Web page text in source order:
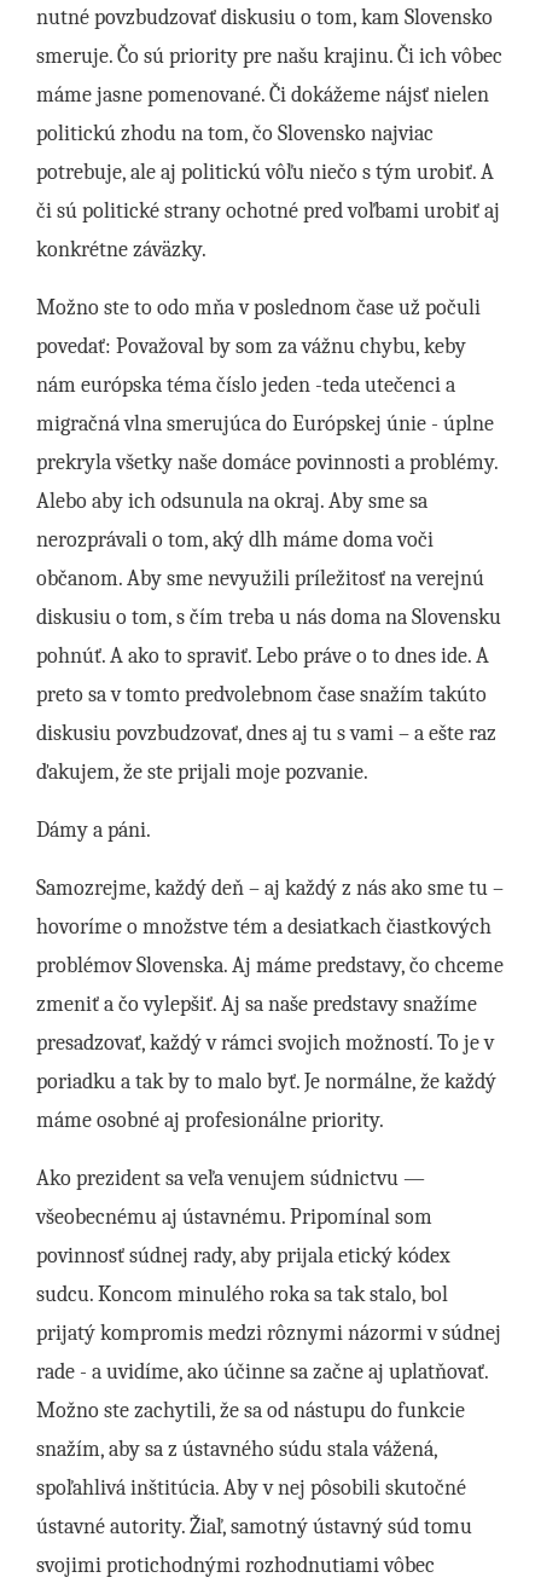
nutné povzbudzovať diskusiu o tom, kam Slovensko
smeruje. Čo sú priority pre našu krajinu. Či ich vôbec
máme jasne pomenované. Či dokážeme nájsť nielen
politickú zhodu na tom, čo Slovensko najviac
potrebuje, ale aj politickú vôľu niečo s tým urobiť. A
či sú politické strany ochotné pred voľbami urobiť aj
konkrétne záväzky.
Možno ste to odo mňa v poslednom čase už počuli
povedať: Považoval by som za vážnu chybu, keby
nám európska téma číslo jeden -teda utečenci a
migračná vlna smerujúca do Európskej únie - úplne
prekryla všetky naše domáce povinnosti a problémy.
Alebo aby ich odsunula na okraj. Aby sme sa
nerozprávali o tom, aký dlh máme doma voči
občanom. Aby sme nevyužili príležitosť na verejnú
diskusiu o tom, s čím treba u nás doma na Slovensku
pohnúť. A ako to spraviť. Lebo práve o to dnes ide. A
preto sa v tomto predvolebnom čase snažím takúto
diskusiu povzbudzovať, dnes aj tu s vami – a ešte raz
ďakujem, že ste prijali moje pozvanie.
Dámy a páni.
Samozrejme, každý deň – aj každý z nás ako sme tu –
hovoríme o množstve tém a desiatkach čiastkových
problémov Slovenska. Aj máme predstavy, čo chceme
zmeniť a čo vylepšiť. Aj sa naše predstavy snažíme
presadzovať, každý v rámci svojich možností. To je v
poriadku a tak by to malo byť. Je normálne, že každý
máme osobné aj profesionálne priority.
Ako prezident sa veľa venujem súdnictvu —
všeobecnému aj ústavnému. Pripomínal som
povinnosť súdnej rady, aby prijala etický kódex
sudcu. Koncom minulého roka sa tak stalo, bol
prijatý kompromis medzi rôznymi názormi v súdnej
rade - a uvidíme, ako účinne sa začne aj uplatňovať.
Možno ste zachytili, že sa od nástupu do funkcie
snažím, aby sa z ústavného súdu stala vážená,
spoľahlivá inštitúcia. Aby v nej pôsobili skutočné
ústavné autority. Žiaľ, samotný ústavný súd tomu
svojimi protichodnými rozhodnutiami vôbec